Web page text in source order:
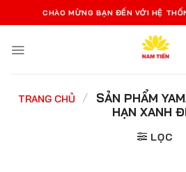
qua
dung
CHÀO MỪNG BẠN ĐẾN VỚI HỆ
TRANG CHỦ / SẢN PHẨM
HẠN XANH
LỌC